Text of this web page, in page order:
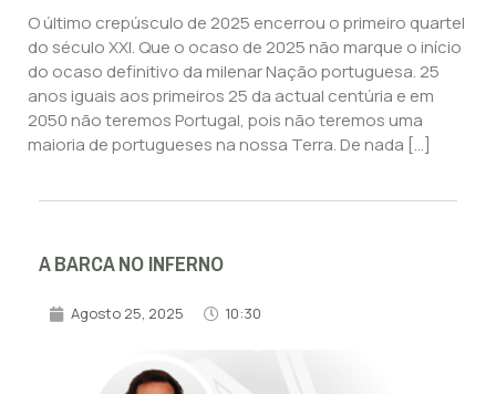
O último crepúsculo de 2025 encerrou o primeiro quartel
do século XXI. Que o ocaso de 2025 não marque o início
do ocaso definitivo da milenar Nação portuguesa. 25
anos iguais aos primeiros 25 da actual centúria e em
2050 não teremos Portugal, pois não teremos uma
maioria de portugueses na nossa Terra. De nada […]
A BARCA NO INFERNO
Agosto 25, 2025 10:30